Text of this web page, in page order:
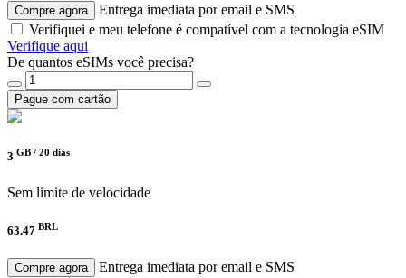
Compre agora
Entrega imediata por email e SMS
Verifiquei e meu telefone é compatível com a tecnologia eSIM
Verifique aqui
De quantos eSIMs você precisa?
Pague com cartão
3 GB / 20 dias
Sem limite de velocidade
63.47 BRL
Compre agora
Entrega imediata por email e SMS